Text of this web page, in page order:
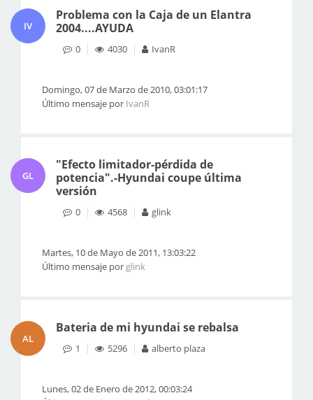
IV
Problema con la Caja de un Elantra
2004....AYUDA
0 4030 IvanR
Domingo, 07 de Marzo de 2010, 03:01:17
Último mensaje por IvanR
GL
"Efecto limitador-pérdida de
potencia".-Hyundai coupe última
versión
0 4568 glink
Martes, 10 de Mayo de 2011, 13:03:22
Último mensaje por glink
AL
Bateria de mi hyundai se rebalsa
1 5296 alberto plaza
Lunes, 02 de Enero de 2012, 00:03:24